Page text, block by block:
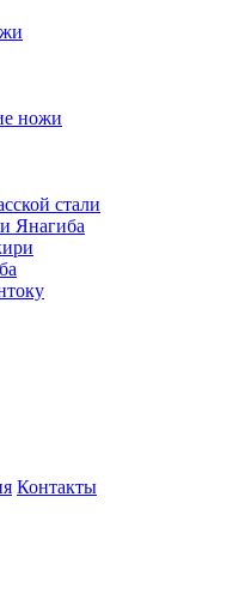
ножи
стали
Янагиба
Контакты